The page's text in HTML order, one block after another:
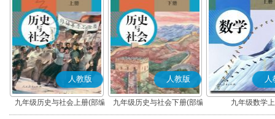
人教版
九年级历史与社会上册(部编
版)
人教版
九年级历史与社会下册(部编
版)
人
九年级数学